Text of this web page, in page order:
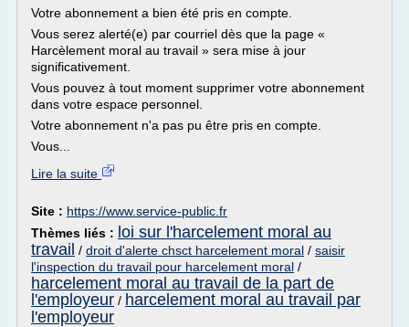
Votre abonnement a bien été pris en compte.
Vous serez alerté(e) par courriel dès que la page «
Harcèlement moral au travail » sera mise à jour
significativement.
Vous pouvez à tout moment supprimer votre abonnement
dans votre espace personnel.
Votre abonnement n'a pas pu être pris en compte.
Vous...
Lire la suite
Site : https://www.service-public.fr
Thèmes liés : loi sur l'harcelement moral au
travail / droit d'alerte chsct harcelement moral / saisir
l'inspection du travail pour harcelement moral /
harcelement moral au travail de la part de
l'employeur / harcelement moral au travail par
l'employeur